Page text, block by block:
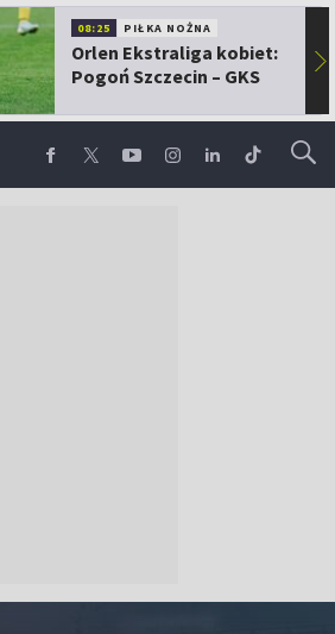
08:25 PIŁKA NOŻNA
Orlen Ekstraliga kobiet:
Pogoń Szczecin – GKS
▶